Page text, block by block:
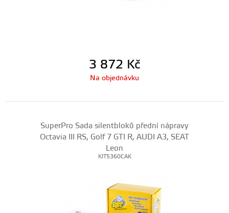
3 872 Kč
Na objednávku
SuperPro Sada silentbloků přední nápravy
Octavia III RS, Golf 7 GTI R, AUDI A3, SEAT
Leon
KIT5360CAK